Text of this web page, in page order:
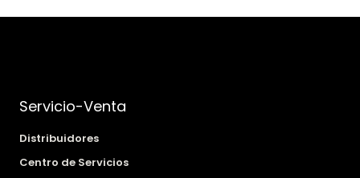
Servicio-Venta
Distribuidores
Centro de Servicios